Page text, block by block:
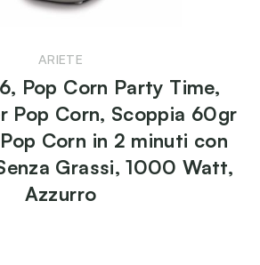
ARIETE
Pop Corn Party Time,
Pop Corn, Scoppia 60gr
Corn in 2 minuti con
Grassi, 1000 Watt,
Azzurro